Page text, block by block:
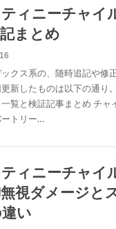
ティニーチャイ
まとめ
クス系の、随時追記や修
新したものは以下の通り
一覧と検証記事まとめ チ
ートリー…
ティニーチャイ
視ダメージと
い